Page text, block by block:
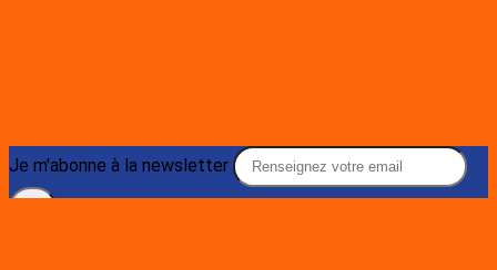
Je m'abonne à la newsletter